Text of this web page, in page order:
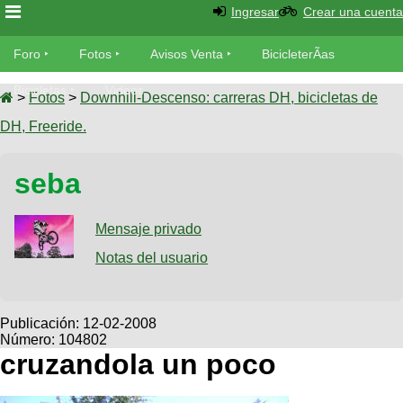
Foro
Foro
TÃ©cnica
Fotos
tu foto
Galeria
XC
Viajes
Descenso
SUBÃ
tu
Buscar
Ultimos
Fotos
BicicleterÃ­
as
Bicicletas
Tandem
Videos
Cicloturismo
Ingresar Crear una cuenta
Foro Fotos Avisos Venta BicicleterÃ­as
Bicicletas Videos
> Fotos > Downhill-Descenso: carreras DH, bicicletas de
DH, Freeride.
seba
Mensaje privado
Notas del usuario
Publicación: 12-02-2008
Número: 104802
cruzandola un poco